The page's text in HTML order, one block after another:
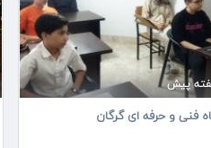
فنی و حرفه ای گرگان